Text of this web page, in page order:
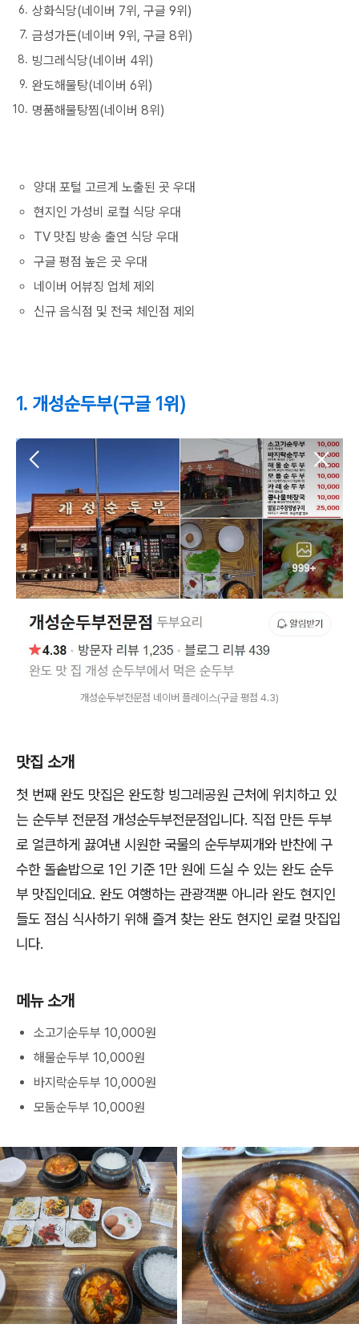
상화식당(네이버 7위, 구글 9위)
금성가든(네이버 9위, 구글 8위)
빙그레식당(네이버 4위)
완도해물탕(네이버 6위)
명품해물탕찜(네이버 8위)
양대 포털 고르게 노출된 곳 우대
현지인 가성비 로컬 식당 우대
TV 맛집 방송 출연 식당 우대
구글 평점 높은 곳 우대
네이버 어뷰징 업체 제외
신규 음식점 및 전국 체인점 제외
1. 개성순두부(구글 1위)
개성순두부전문점 네이버 플레이스(구글 평점 4.3)
맛집 소개
첫 번째 완도 맛집은 완도항 빙그레공원 근처에 위치하고 있
는 순두부 전문점 개성순두부전문점입니다. 직접 만든 두부
로 얼큰하게 끓여낸 시원한 국물의 순두부찌개와 반찬에 구
수한 돌솥밥으로 1인 기준 1만 원에 드실 수 있는 완도 순두
부 맛집인데요. 완도 여행하는 관광객뿐 아니라 완도 현지인
들도 점심 식사하기 위해 즐겨 찾는 완도 현지인 로컬 맛집입
니다.
메뉴 소개
소고기순두부 10,000원
해물순두부 10,000원
바지락순두부 10,000원
모둠순두부 10,000원